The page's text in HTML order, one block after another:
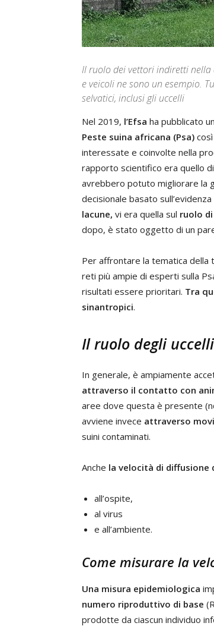
Il ruolo dei vettori indiretti nella
e veicoli ne sono un esempio.
selvatici, inclusi gli uccelli
Nel 2019, l’Efsa ha pubblicato un
Peste suina africana (Psa)
interessate e coinvolte nella
rapporto scientifico era quello
avrebbero potuto migliorare la
decisionale basato
lacune, vi era quella sul ruolo
dopo, è stato oggetto di un
Per affrontare la tematica della
reti più ampie di esperti sulla
risultati essere prioritari. Tra
sinantropici.
Il ruolo degli
In generale, è ampiamente
attraverso il contatto con
aree dove questa è presente
avviene invece attraverso
suini contaminati.
Anche la velocità di diffusione
all’ospite,
al virus
e all’ambiente.
Come misurare la
Una misura epidemiologica
numero riproduttivo di base
prodotte da ciascun individuo